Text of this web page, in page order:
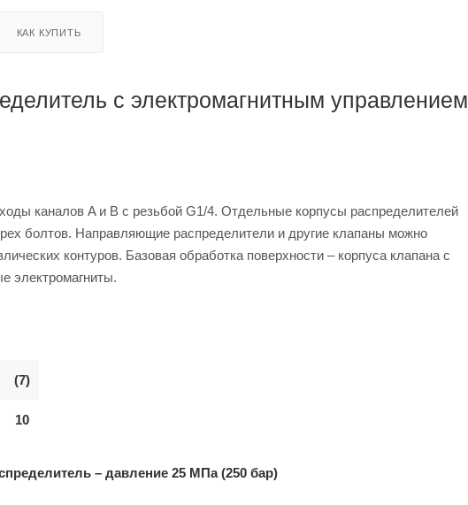
КАК КУПИТЬ
с электромагнитным управлением
каналов A и B с резьбой G1/4. Отдельные корпусы распределителей
болтов. Направляющие распределители и другие клапаны можно
контуров. Базовая обработка поверхности – корпуса клапана с
электромагниты.
(7)
10
– давление 25 МПа (250 бар)